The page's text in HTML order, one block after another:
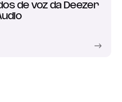
de voz da Deezer